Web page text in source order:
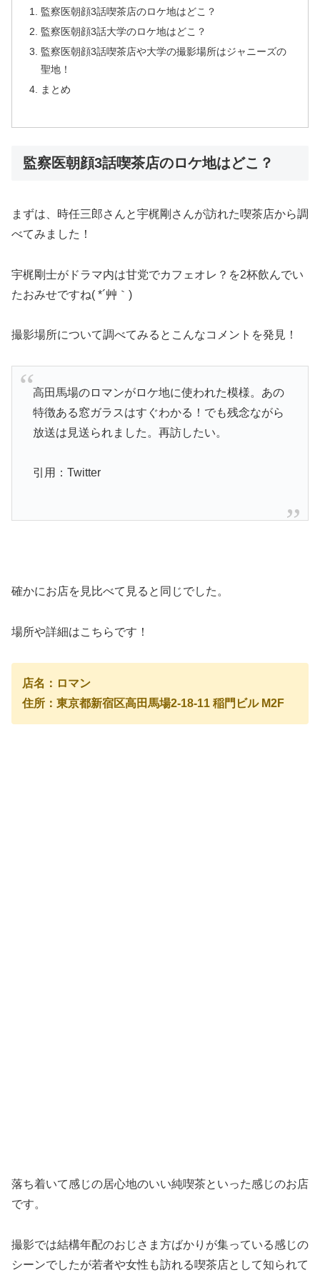
監察医朝顔3話喫茶店のロケ地はどこ？
監察医朝顔3話大学のロケ地はどこ？
監察医朝顔3話喫茶店や大学の撮影場所はジャニーズの
聖地！
まとめ
監察医朝顔3話喫茶店のロケ地はどこ？
まずは、時任三郎さんと宇梶剛さんが訪れた喫茶店から調
べてみました！
宇梶剛士がドラマ内は甘党でカフェオレ？を2杯飲んでい
たおみせですね( *´艸｀)
撮影場所について調べてみるとこんなコメントを発見！
高田馬場のロマンがロケ地に使われた模様。あの
特徴ある窓ガラスはすぐわかる！でも残念ながら
放送は見送られました。再訪したい。
引用：Twitter
確かにお店を見比べて見ると同じでした。
場所や詳細はこちらです！
店名：ロマン
住所：東京都新宿区高田馬場2-18-11 稲門ビル M2F
落ち着いて感じの居心地のいい純喫茶といった感じのお店
です。
撮影では結構年配のおじさま方ばかりが集っている感じの
シーンでしたが若者や女性も訪れる喫茶店として知られて